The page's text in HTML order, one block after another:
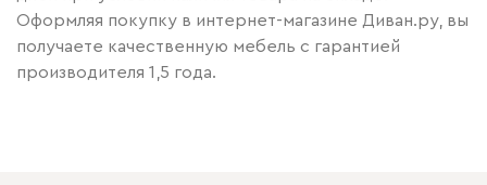
Оформляя покупку в интернет-магазине Диван.ру, вы
получаете качественную мебель с гарантией
производителя 1,5 года.